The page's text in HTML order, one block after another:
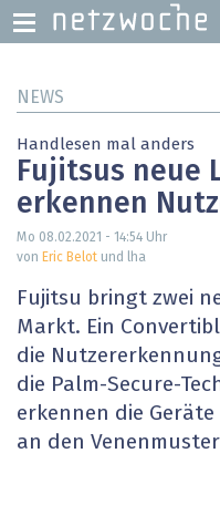
zumNEWS
Handlesen mal anders
Fujitsus neue
erkennen
Mo 08.02.2021 - 14:54 Uhr
von Eric Belot und lha
Fujitsu bringt zwei
Markt. Ein
die
die Palm-Secure-
erkennen die
an den